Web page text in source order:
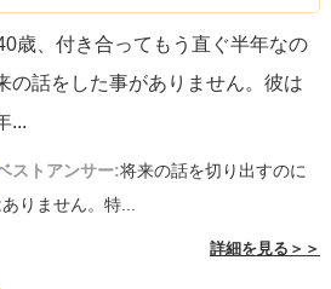
ることで、彼に新たな驚きやとき
を揺さぶることができるかもしれ
をどれだけ大切に思っているの
歳、付き合ってもう直ぐ半年なの
の話をした事がありません。彼は
...
ストアンサー:将来の話を切り出すのに
りません。特...
詳細を見る＞＞